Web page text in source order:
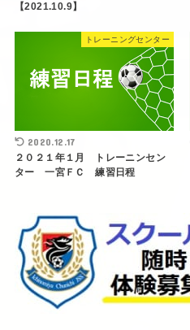
【2021.10.9】
トレーニングセンター
2020.12.17
２０２１年１月 トレーニンセン
ター 一宮ＦＣ 練習日程